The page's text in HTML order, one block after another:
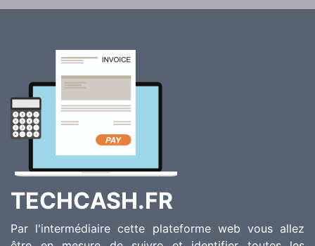
TECHCASH.FR
Par l'intermédiaire cette plateforme web vous allez